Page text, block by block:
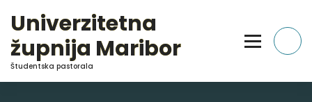
Content
Univerzitetna
župnija Maribor
Študentska pastorala